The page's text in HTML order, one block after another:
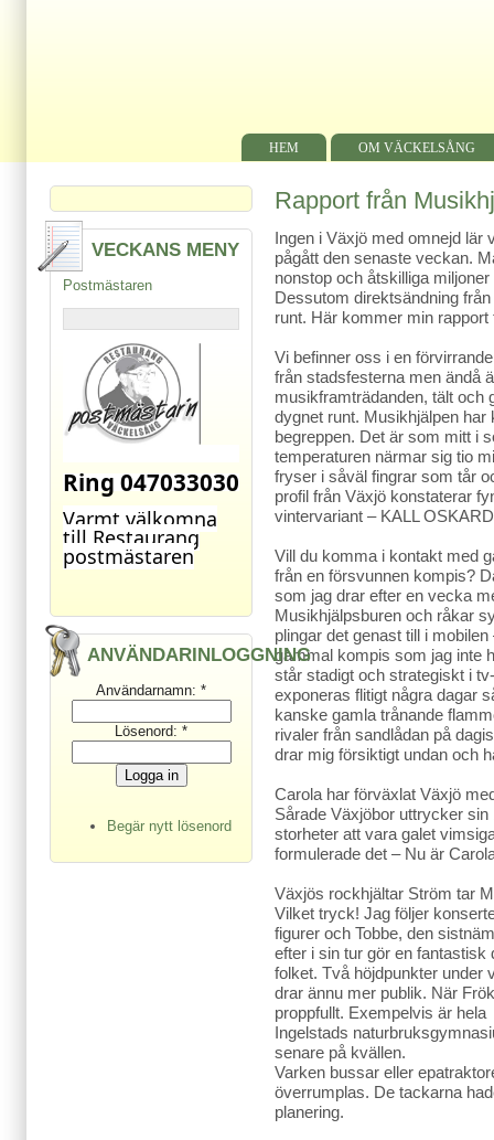
HEM OM VÄCKELSÅNG
Rapport från
Ingen i Växjö med omnejd lär
pågått den senaste veckan.
nonstop och åtskilliga
Dessutom direktsändning
runt. Här kommer min
Vi befinner oss i en
från stadsfesterna men ändå
musikframträdanden, tält och
dygnet runt. Musikhjälpen
begreppen. Det är som mitt i
temperaturen närmar sig tio
fryser i såväl fingrar som tår
profil från Växjö konstaterar
vintervariant – KALL
Vill du komma i kontakt med
från en försvunnen kompis?
som jag drar efter en vecka
Musikhjälpsburen och råkar
plingar det genast till i
gammal kompis som jag inte
står stadigt och strategiskt i
exponeras flitigt några dagar
kanske gamla trånande
rivaler från sandlådan på
drar mig försiktigt undan och
Carola har förväxlat Växjö
Sårade Växjöbor uttrycker
storheter att vara galet
formulerade det – Nu är
Växjös rockhjältar Ström tar
Vilket tryck! Jag följer
figurer och Tobbe, den
efter i sin tur gör en
folket. Två höjdpunkter under
drar ännu mer publik. När
proppfullt. Exempelvis är hela
Ingelstads
senare på kvällen.
Varken bussar eller
överrumplas. De tackarna
planering.
VECKANS MENY
Postmästaren
Ring 047033030
Varmt välkomna
till Restaurang
postmästaren
ANVÄNDARINLOGGNING
Användarnamn: *
Lösenord: *
Begär nytt lösenord